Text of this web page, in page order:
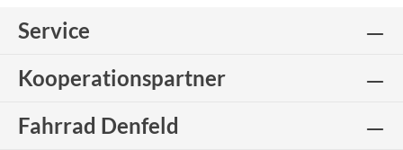
Service
Kooperationspartner
Fahrrad Denfeld